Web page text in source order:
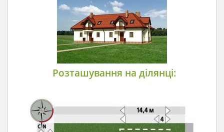
Розташування на ділянці: